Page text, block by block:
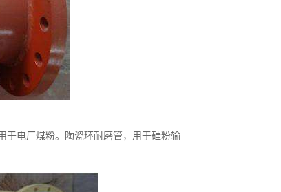
于电厂煤粉。陶瓷环耐磨管，用于硅粉输